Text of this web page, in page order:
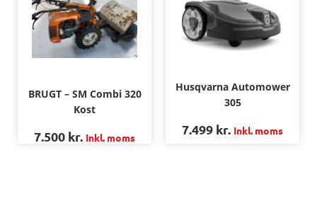
BRUGT – SM Combi 320
Kost
7.500 kr. Inkl. moms
Husqvarna Automower
305
7.499 kr. Inkl. moms